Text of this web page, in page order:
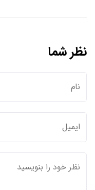
نظر شما